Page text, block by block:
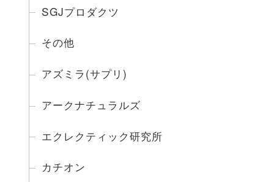
SGJプロダクツ
その他
アズミラ(サプリ)
アークナチュラルズ
エクレクティック研究所
カチオン